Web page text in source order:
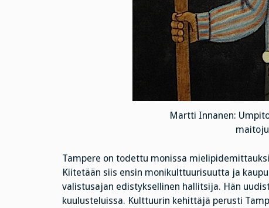
Martti Innanen:
Tampere on todettu monissa
Kiitetään siis ensin monikulttuurisuutta ja
valistusajan edistyksellinen hallitsija. Hän
kuulusteluissa. Kulttuurin kehittäjä perusti